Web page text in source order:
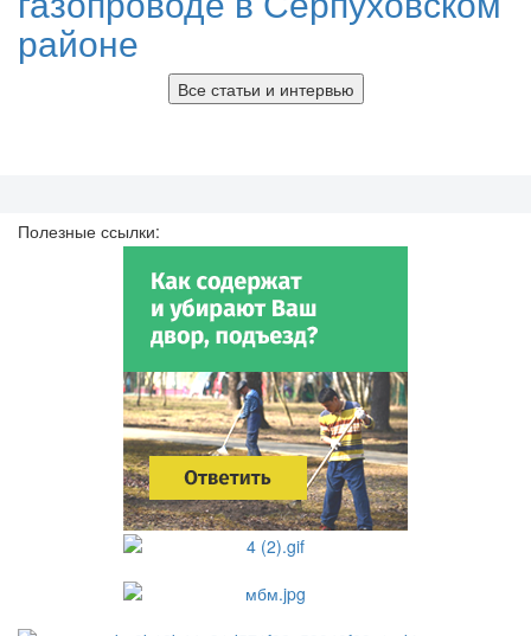
районе
Все статьи и интервью
Полезные ссылки: